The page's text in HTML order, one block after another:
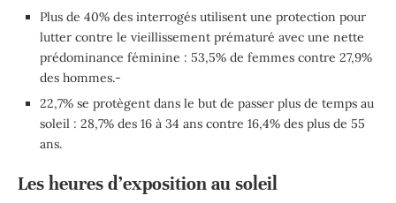
Plus de 40% des interrogés utilisent une protection pour
lutter contre le vieillissement prématuré avec une nette
prédominance féminine : 53,5% de femmes contre 27,9%
des hommes.-
22,7% se protègent dans le but de passer plus de temps au
soleil : 28,7% des 16 à 34 ans contre 16,4% des plus de 55
ans.
Les heures d’exposition au soleil